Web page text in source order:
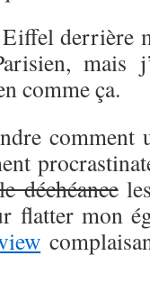
derrière
mais
comme ça.
comment
déchéance
flatter mon